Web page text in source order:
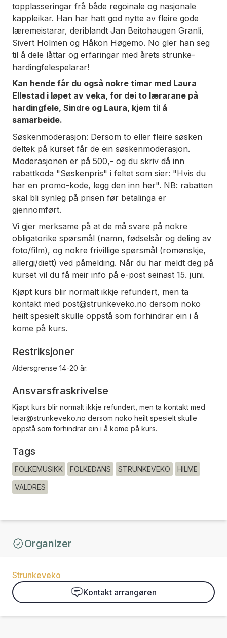
topplasseringar frå både regoinale og nasjonale
kappleikar. Han har hatt god nytte av fleire gode
læremeistarar, deriblandt Jan Beitohaugen Granli,
Sivert Holmen og Håkon Høgemo. No gler han seg
til å dele låttar og erfaringar med årets strunke-
hardingfelespelarar!
Kan hende får du også nokre timar med Laura
Ellestad i løpet av veka, for dei to lærarane på
hardingfele, Sindre og Laura, kjem til å
samarbeide.
Søskenmoderasjon: Dersom to eller fleire søsken
deltek på kurset får de ein søskenmoderasjon.
Moderasjonen er på 500,- og du skriv då inn
rabattkoda "Søskenpris" i feltet som sier: "Hvis du
har en promo-kode, legg den inn her". NB: rabatten
skal bli synleg på prisen før betalinga er
gjennomført.
Vi gjer merksame på at de må svare på nokre
obligatorike spørsmål (namn, fødselsår og deling av
foto/film), og nokre frivillige spørsmål (romønskje,
allergi/diett) ved påmelding. Når du har meldt deg på
kurset vil du få meir info på e-post seinast 15. juni.
Kjøpt kurs blir normalt ikkje refundert, men ta
kontakt med post@strunkeveko.no dersom noko
heilt spesielt skulle oppstå som forhindrar ein i å
kome på kurs.
Restriksjoner
Aldersgrense 14-20 år.
Ansvarsfraskrivelse
Kjøpt kurs blir normalt ikkje refundert, men ta kontakt med
leiar@strunkeveko.no dersom noko heilt spesielt skulle
oppstå som forhindrar ein i å kome på kurs.
Tags
FOLKEMUSIKK FOLKEDANS STRUNKEVEKO HILME
VALDRES
Organizer
Strunkeveko
Kontakt arrangøren